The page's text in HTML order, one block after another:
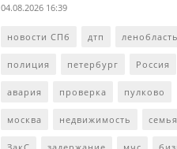
04.08.2026 16:39
новости СПб дтп ленобласть
полиция петербург Россия
авария проверка пулково
москва недвижимость семья